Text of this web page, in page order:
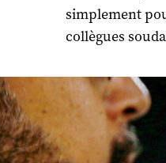
simplement
collègues